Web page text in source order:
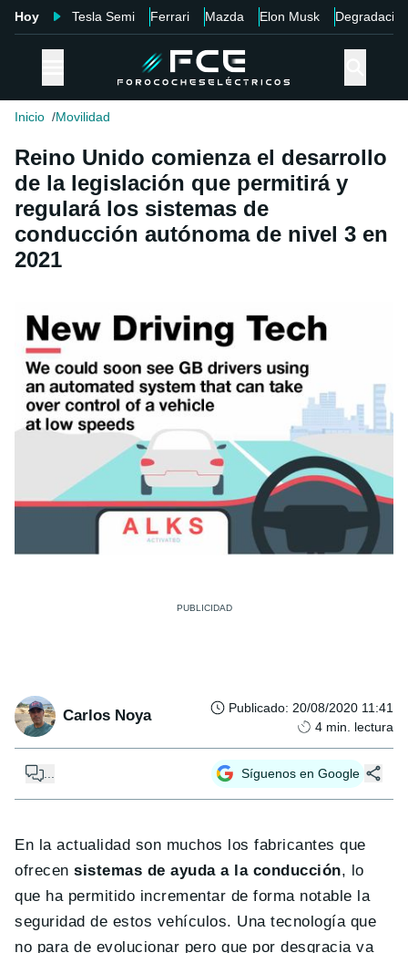
Hoy Tesla Semi Ferrari Mazda Elon Musk Degradación
Inicio Movilidad
Reino Unido comienza el desarrollo
de la legislación que permitirá y
regulará los sistemas de
conducción autónoma de nivel 3 en
2021
Carlos Noya Publicado: 20/08/2020 11:41
4 min. lectura
Síguenos en Google
En la actualidad son muchos los fabricantes que
ofrecensistemas de ayuda a la conducción, lo
que ha permitido incrementar de forma notable la
seguridad de estos vehículos. Una tecnología que
no para de evolucionar pero que por desgracia va